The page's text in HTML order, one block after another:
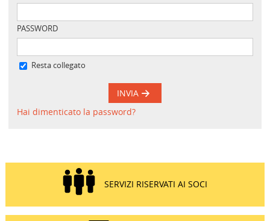
PASSWORD
Resta collegato
INVIA
Hai dimenticato la password?
SERVIZI RISERVATI AI SOCI